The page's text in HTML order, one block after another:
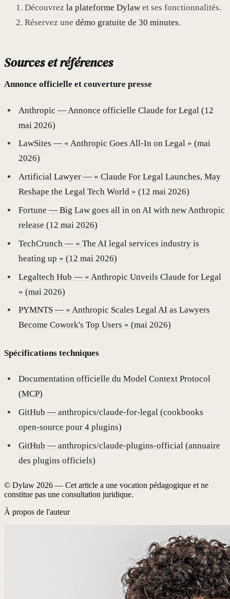
Découvrez la plateforme Dylaw et ses fonctionnalités.
Réservez une démo gratuite de 30 minutes.
Sources et références
Annonce officielle et couverture presse
Anthropic — Annonce officielle Claude for Legal (12
mai 2026)
LawSites — « Anthropic Goes All-In on Legal » (mai
2026)
Artificial Lawyer — « Claude For Legal Launches, May
Reshape the Legal Tech World » (12 mai 2026)
Fortune — Big Law goes all in on AI with new Anthropic
release (12 mai 2026)
TechCrunch — « The AI legal services industry is
heating up » (12 mai 2026)
Legaltech Hub — « Anthropic Unveils Claude for Legal
» (mai 2026)
PYMNTS — « Anthropic Scales Legal AI as Lawyers
Become Cowork's Top Users » (mai 2026)
Spécifications techniques
Documentation officielle du Model Context Protocol
(MCP)
GitHub — anthropics/claude-for-legal (cookbooks
open-source pour 4 plugins)
GitHub — anthropics/claude-plugins-official (annuaire
des plugins officiels)
© Dylaw 2026 — Cet article a une vocation pédagogique et ne
constitue pas une consultation juridique.
À propos de l'auteur